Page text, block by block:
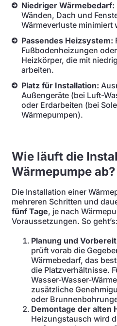
Niedriger Wärmebedarf:
Wänden, Dach und
Wärmeverluste minimiert
Passendes Heizsystem:
Fußbodenheizungen
Heizkörper, die mit
arbeiten.
Platz für Installation:
Außengeräte (bei Luft-
oder Erdarbeiten (bei
Wärmepumpen).
Wie läuft die
Wärmepumpe ab?
Die Installation einer
mehreren Schritten und
fünf Tage, je nach
Voraussetzungen. So geht’s:
Planung und
prüft vorab die
Wärmebedarf, das
die Platzverhältnisse.
Wasser-Wasser-
zusätzliche
oder
Demontage der alten
Heizungstausch wird